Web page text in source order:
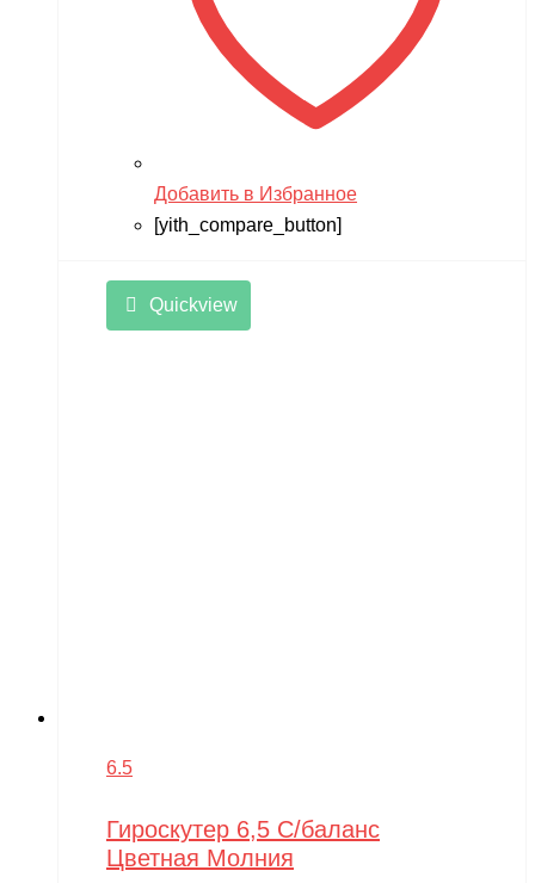
Добавить в Избранное
[yith_compare_button]
Quickview
6.5
Гироскутер 6,5 С/баланс
Цветная Молния